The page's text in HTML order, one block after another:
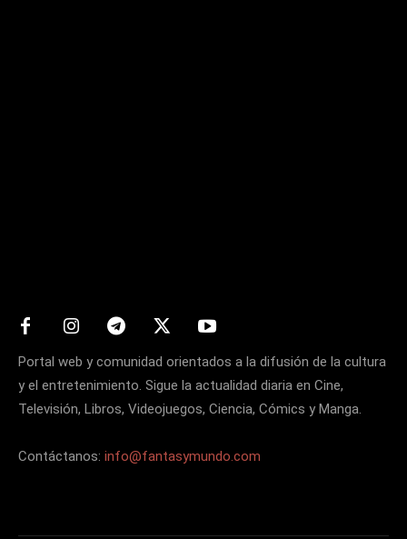
Portal web y comunidad orientados a la difusión de la cultura
y el entretenimiento. Sigue la actualidad diaria en Cine,
Televisión, Libros, Videojuegos, Ciencia, Cómics y Manga.
Contáctanos: info@fantasymundo.com